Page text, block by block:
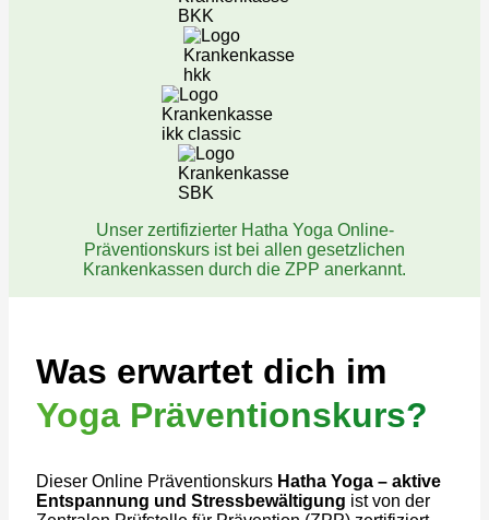
Unser zertifizierter Hatha Yoga Online-
Präventionskurs ist bei allen gesetzlichen
Krankenkassen durch die ZPP anerkannt.
Was erwartet dich im
Yoga Präventionskurs?
Dieser Online Präventionskurs Hatha Yoga – aktive
Entspannung und Stressbewältigung ist von der